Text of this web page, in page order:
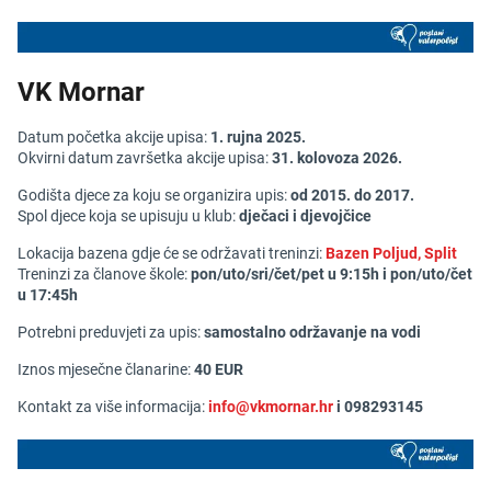
VK Mornar
Datum početka akcije upisa: 1. rujna 2025.
Okvirni datum završetka akcije upisa:31. kolovoza 2026.
Godišta djece za koju se organizira upis:od 2015. do 2017.
Spol djece koja se upisuju u klub:dječaci i djevojčice
Lokacija bazena gdje će se održavati treninzi:Bazen Poljud, Split
Treninzi za članove škole:pon/uto/sri/čet/pet u 9:15h i pon/uto/čet
u 17:45h
Potrebni preduvjeti za upis:samostalno održavanje na vodi
Iznos mjesečne članarine:40 EUR
Kontakt za više informacija:info@vkmornar.hri 098293145